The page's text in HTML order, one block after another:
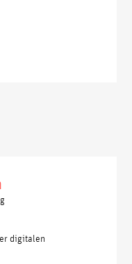
digitalen